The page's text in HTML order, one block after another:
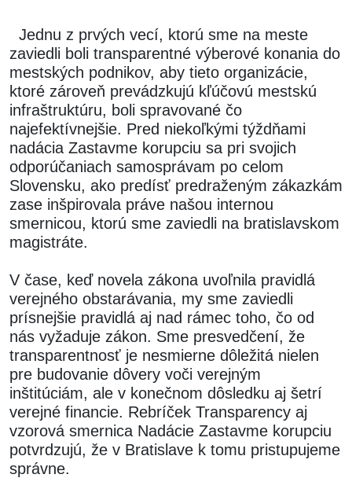
Jednu z prvých vecí, ktorú sme na meste
zaviedli boli transparentné výberové konania do
mestských podnikov, aby tieto organizácie,
ktoré zároveň prevádzkujú kľúčovú mestskú
infraštruktúru, boli spravované čo
najefektívnejšie. Pred niekoľkými týždňami
nadácia Zastavme korupciu sa pri svojich
odporúčaniach samosprávam po celom
Slovensku, ako predísť predraženým zákazkám
zase inšpirovala práve našou internou
smernicou, ktorú sme zaviedli na bratislavskom
magistráte.
V čase, keď novela zákona uvoľnila pravidlá
verejného obstarávania, my sme zaviedli
prísnejšie pravidlá aj nad rámec toho, čo od
nás vyžaduje zákon. Sme presvedčení, že
transparentnosť je nesmierne dôležitá nielen
pre budovanie dôvery voči verejným
inštitúciám, ale v konečnom dôsledku aj šetrí
verejné financie. Rebríček Transparency aj
vzorová smernica Nadácie Zastavme korupciu
potvrdzujú, že v Bratislave k tomu pristupujeme
správne.